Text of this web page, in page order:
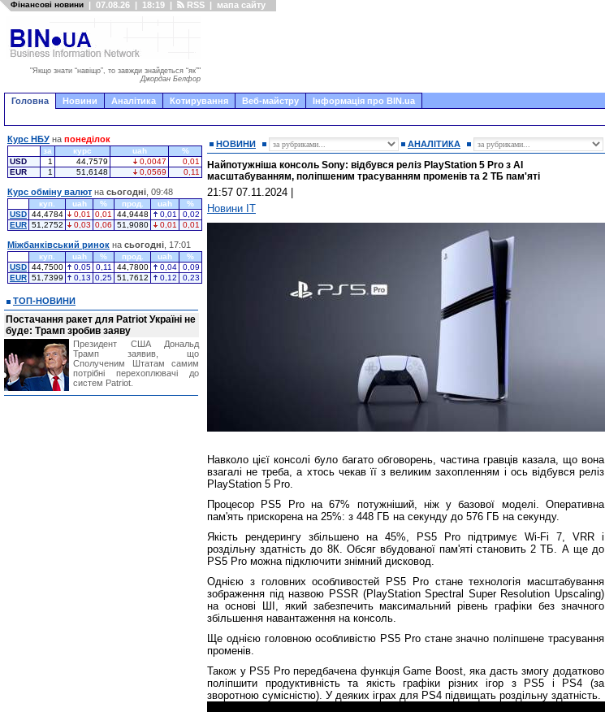
Фінансові новини | 07.08.26 | 18:19 | RSS | мапа сайту
"Якщо знати “навіщо”, то завжди знайдеться “як”"
Джордан Белфор
Головна Новини Аналітика Котирування Веб-майстру Інформація про BIN.ua
НОВИНИ АНАЛІТИКА
Найпотужніша консоль Sony: відбувся реліз PlayStation 5 Pro з AI
масштабуванням, поліпшеним трасуванням променів та 2 ТБ пам'яті
21:57 07.11.2024
Новини IT
Навколо цієї консолі було багато обговорень, частина гравців казала, що вона
взагалі не треба, а хтось чекав її з великим захопленням і ось відбувся реліз
PlayStation 5 Pro.
Процесор PS5 Pro на 67% потужніший, ніж у базової моделі. Оперативна
пам'ять прискорена на 25%: з 448 ГБ на секунду до 576 ГБ на секунду.
Якість рендерингу збільшено на 45%, PS5 Pro підтримує Wi-Fi 7, VRR і
роздільну здатність до 8К. Обсяг вбудованої пам'яті становить 2 ТБ. А ще до
PS5 Pro можна підключити знімний дисковод.
Однією з головних особливостей PS5 Pro стане технологія масштабування
зображення під назвою PSSR (PlayStation Spectral Super Resolution Upscaling)
на основі ШІ, який забезпечить максимальний рівень графіки без значного
збільшення навантаження на консоль.
Ще однією головною особливістю PS5 Pro стане значно поліпшене трасування
променів.
Також у PS5 Pro передбачена функція Game Boost, яка дасть змогу додатково
поліпшити продуктивність та якість графіки різних ігор з PS5 і PS4 (за
зворотною сумісністю). У деяких іграх для PS4 підвищать роздільну здатність.
Курс НБУ на понеділок
за курс uah
%
USD
1 44,7579 0,0047
0,01
EUR
1 51,6148 0,0569 0,11
Курс обміну валют на сьогодні , 09:48
куп. uah % прод. uah
%
USD 44,4784 0,01 0,01 44,9448 0,01
0,02
EUR 51,2752 0,03 0,06 51,9080 0,01 0,01
Міжбанківський ринок на сьогодні , 17:01
куп. uah % прод. uah
%
USD 44,7500 0,05 0,11 44,7800 0,04
0,09
EUR 51,7399 0,13 0,25 51,7612 0,12 0,23
ТОП-НОВИНИ
Постачання ракет для Patriot Україні не
буде: Трамп зробив заяву
Президент США Дональд
Трамп заявив, що
Сполученим Штатам самим
потрібні перехоплювачі до
систем Patriot.